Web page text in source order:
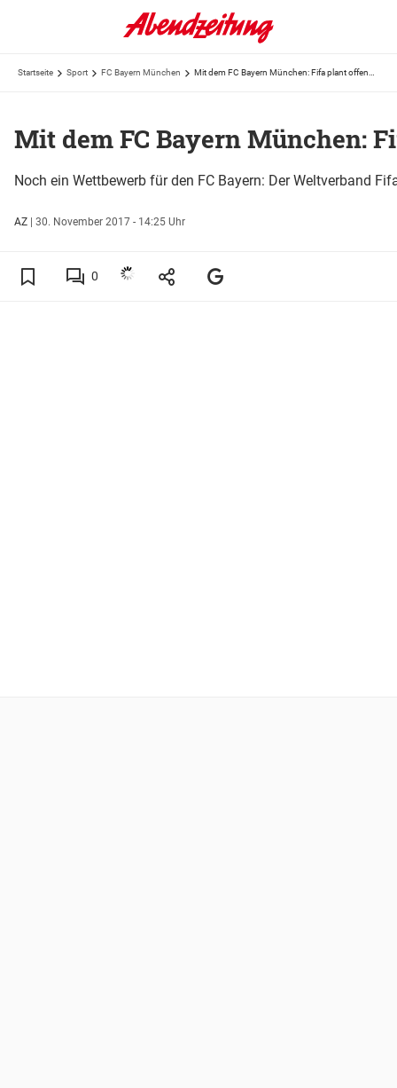
Startseite Sport FC Bayern München
Mit dem FC Bayern München:
Noch ein Wettbewerb für den FC Bayern: Der Weltverband
AZ | 30. November 2017 - 14:25 Uhr
0